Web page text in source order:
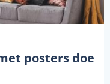
posters doe